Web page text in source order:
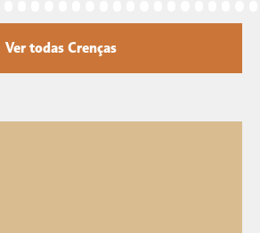
Ver todas Crenças